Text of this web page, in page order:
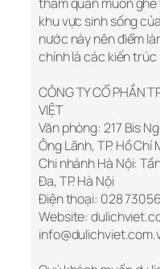
khu vực sinh sống
nước này nên điểm
chính là các kiến
CÔNG TY CỔ PHẦN
VIỆT
Văn phòng: 217 Bis
Ông Lãnh, TP. Hồ Chí
Chi nhánh Hà Nội:
Đa, TP. Hà Nội
Điện thoại: 028
Website: